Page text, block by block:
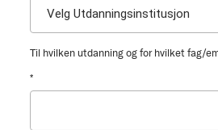
Til hvilken utdanning og for hvilket fag/
*